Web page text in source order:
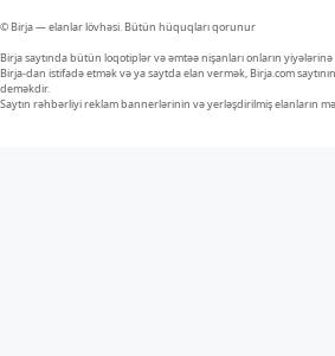
© Birja — elanlar lövhəsi. Bütün hüquqları qorunur
Birja saytında bütün loqotiplər və əmtəə nişanları onların
Birja-dan istifadə etmək və ya saytda elan vermək, Birja.com
deməkdir.
Saytın rəhbərliyi reklam bannerlərinin və yerləşdirilmiş elanların